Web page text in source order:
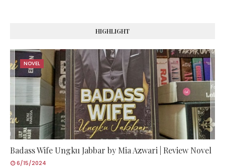
HIGHLIGHT
NOVEL
Badass Wife Ungku Jabbar by Mia Azwari | Review Novel
6/15/2024